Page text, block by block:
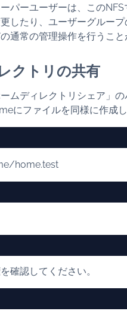
パーユーザーは、この
したり、ユーザーグルー
通常の管理操作を行うこ
クトリの共有
ムディレクトリシェア」
にファイルを同様に作成
home.test
確認してください。